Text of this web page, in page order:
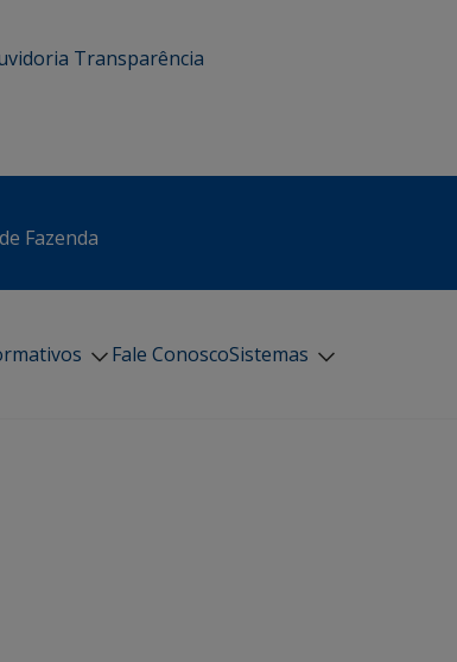
Transparência
Fazenda
Fale ConoscoSistemas